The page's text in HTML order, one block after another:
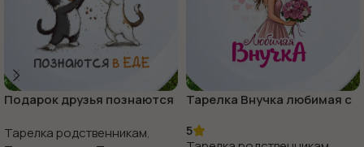
Подарок друзья познаются
Тарелка родственникам,
Тарелка Внучка любимая с
5